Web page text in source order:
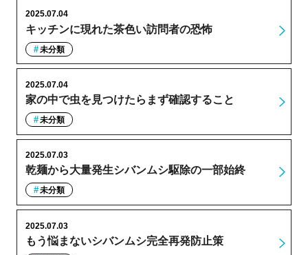
キッチンに現れた茶色い訪問者の恐怖
2025.07.04
未分類
家の中で虫を見つけたらまず確認すること
2025.07.04
未分類
乾麺から大量発生シバンムシ駆除の一部始終
2025.07.03
未分類
もう悩まないシバンムシ完全再発防止策
2025.07.03